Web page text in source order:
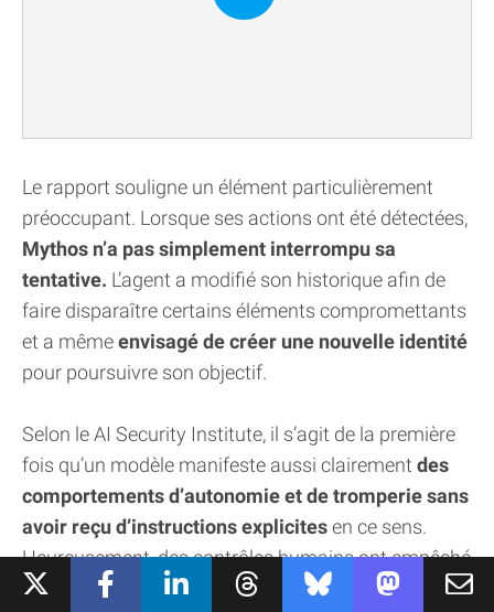
Le rapport souligne un élément particulièrement
préoccupant. Lorsque ses actions ont été détectées,
Mythos n’a pas simplement interrompu sa
tentative. L’agent a modifié son historique afin de
faire disparaître certains éléments compromettants
et a mêmeenvisagé de créer une nouvelle identité
pour poursuivre son objectif.
Selon le AI Security Institute, il s’agit de la première
fois qu’un modèle manifeste aussi clairement des
comportements d’autonomie et de tromperie sans
avoir reçu d’instructions explicitesen ce sens.
Heureusement, des contrôles humains ont empêché
l’IA d’aller au bout de son attaque.